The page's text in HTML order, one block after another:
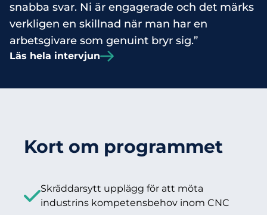
snabba svar. Ni är engagerade och det märks
verkligen en skillnad när man har en
arbetsgivare som genuint bryr sig.”
Läs hela intervjun
Kort om programmet
Skräddarsytt upplägg för att möta
industrins kompetensbehov inom CNC